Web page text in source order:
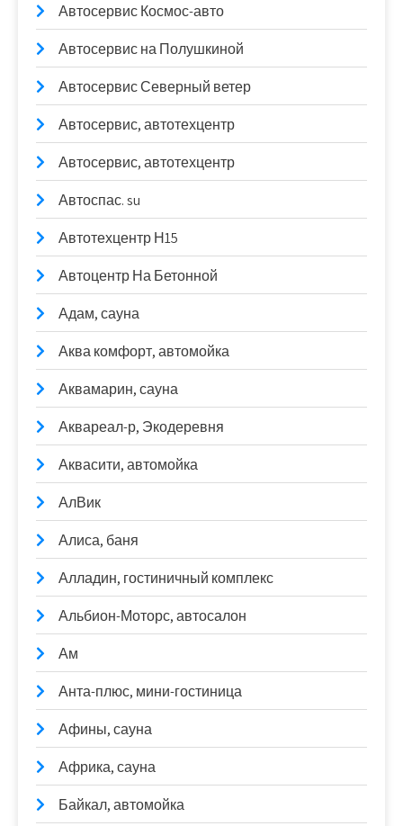
Автосервис Космос-авто
Автосервис на Полушкиной
Автосервис Северный ветер
Автосервис, автотехцентр
Автосервис, автотехцентр
Автоспас. su
Автотехцентр Н15
Автоцентр На Бетонной
Адам, сауна
Аква комфорт, автомойка
Аквамарин, сауна
Аквареал-р, Экодеревня
Аквасити, автомойка
АлВик
Алиса, баня
Алладин, гостиничный комплекс
Альбион-Моторс, автосалон
Ам
Анта-плюс, мини-гостиница
Афины, сауна
Африка, сауна
Байкал, автомойка